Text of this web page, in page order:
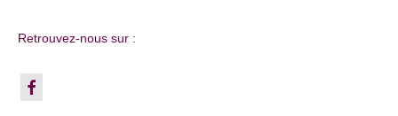
Retrouvez-nous sur :